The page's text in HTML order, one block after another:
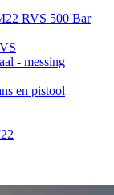
RVS 500 Bar
- messing
en pistool